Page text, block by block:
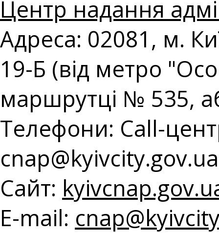
Центр надання
Адреса: 02081, м.
19-Б (від метро
маршрутці № 535,
Телефони: Call-
сnap@kyivcity.gov.ua
Сайт:
E-mail: с